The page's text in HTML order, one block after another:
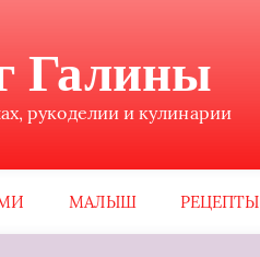
Галины
рукоделии и кулинарии
МАЛЫШ РЕЦЕПТЫ